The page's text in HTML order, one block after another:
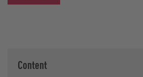
Content